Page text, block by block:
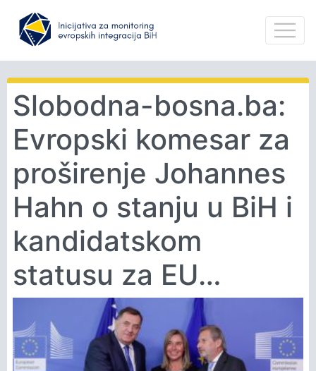
Slobodna-bosna.ba:
Evropski komesar za
proširenje Johannes
Hahn o stanju u BiH i
kandidatskom
statusu za EU…